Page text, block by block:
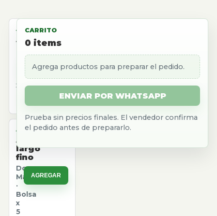
ALMACEN
Aceite
girasol
Natura
Caja
x
AGREGAR
ALMACEN
Arroz
largo
fino
Don
Marcos
·
Bolsa
x
5
AGREGAR
CARRITO
0 items
Agrega productos para preparar el pedido.
ENVIAR POR WHATSAPP
Prueba sin precios finales. El vendedor confirma
el pedido antes de prepararlo.